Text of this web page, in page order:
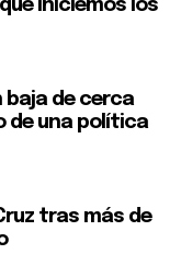
iniciemos los
baja de cerca
de una política
tras más de